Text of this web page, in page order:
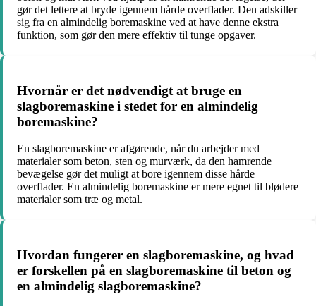
gør det lettere at bryde igennem hårde overflader. Den adskiller
sig fra en almindelig boremaskine ved at have denne ekstra
funktion, som gør den mere effektiv til tunge opgaver.
Hvornår er det nødvendigt at bruge en
slagboremaskine i stedet for en almindelig
boremaskine?
En slagboremaskine er afgørende, når du arbejder med
materialer som beton, sten og murværk, da den hamrende
bevægelse gør det muligt at bore igennem disse hårde
overflader. En almindelig boremaskine er mere egnet til blødere
materialer som træ og metal.
Hvordan fungerer en slagboremaskine, og hvad
er forskellen på en slagboremaskine til beton og
en almindelig slagboremaskine?